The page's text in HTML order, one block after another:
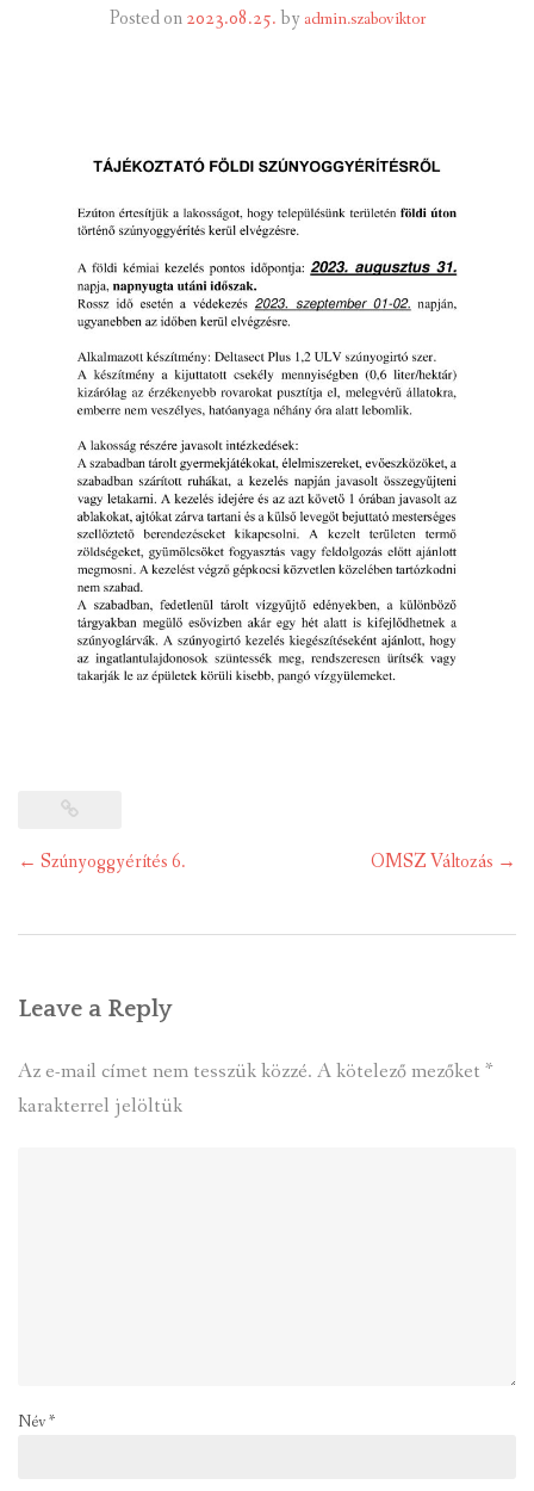
GALÉRIA
KAPCSOLAT
LETÖLTHETŐ NYOMTATVÁNYOK
VÁLASZTÁS 2026
TELEPÜLÉSIKÉPVISELŐI VAGYONNYILATKOZATOK – 2026.
ROMA NEMZETISÉGI ÖNKORMÁNYZATI KÉPVISELŐK
VAGYONNYILATKOZATA – 2026. ÉV
Posted on2023.08.25.by admin.szaboviktor
Post
← Szúnyoggyérítés 6. OMSZ Változás →
Leave a Reply
Az e-mail címet nem tesszük közzé. A kötelező mezőket *
karakterrel jelöltük
Név*